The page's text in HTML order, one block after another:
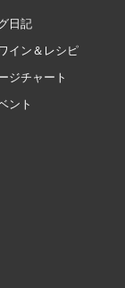
日記
イン＆レシピ
ジチャート
ント